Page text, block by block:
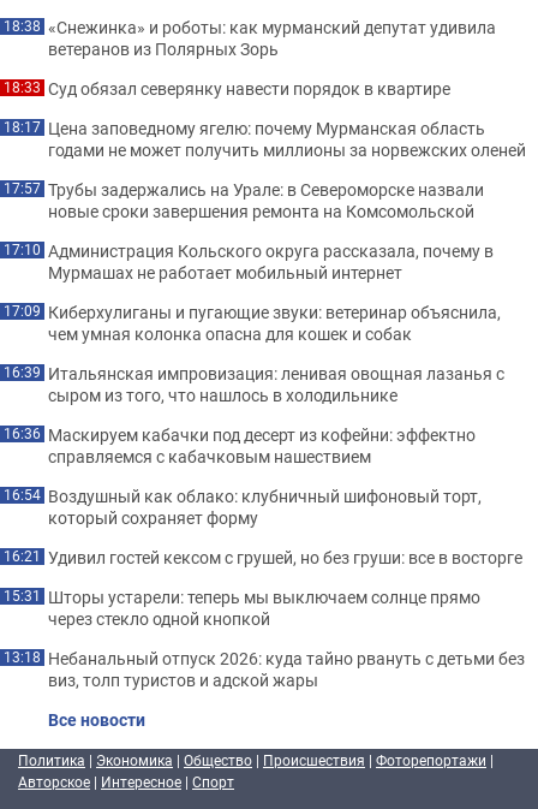
18:38 «Снежинка» и роботы: как мурманский депутат удивила
ветеранов из Полярных Зорь
18:33 Суд обязал северянку навести порядок в квартире
18:17 Цена заповедному ягелю: почему Мурманская область
годами не может получить миллионы за норвежских оленей
17:57 Трубы задержались на Урале: в Североморске назвали
новые сроки завершения ремонта на Комсомольской
17:10 Администрация Кольского округа рассказала, почему в
Мурмашах не работает мобильный интернет
17:09 Киберхулиганы и пугающие звуки: ветеринар объяснила,
чем умная колонка опасна для кошек и собак
16:39 Итальянская импровизация: ленивая овощная лазанья с
сыром из того, что нашлось в холодильнике
16:36 Маскируем кабачки под десерт из кофейни: эффектно
справляемся с кабачковым нашествием
16:54 Воздушный как облако: клубничный шифоновый торт,
который сохраняет форму
16:21 Удивил гостей кексом с грушей, но без груши: все в восторге
15:31 Шторы устарели: теперь мы выключаем солнце прямо
через стекло одной кнопкой
13:18 Небанальный отпуск 2026: куда тайно рвануть с детьми без
виз, толп туристов и адской жары
Все новости
Политика | Экономика | Общество | Происшествия | Фоторепортажи |
Авторское | Интересное | Спорт